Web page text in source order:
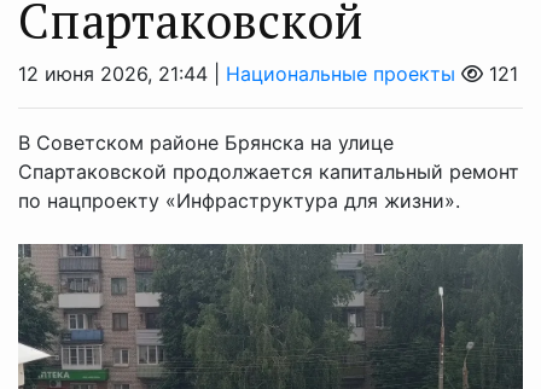
Спартаковской
12 июня 2026, 21:44 | Национальные проекты 121
В Советском районе Брянска на улице
Спартаковской продолжается капитальный ремонт
по нацпроекту «Инфраструктура для жизни».